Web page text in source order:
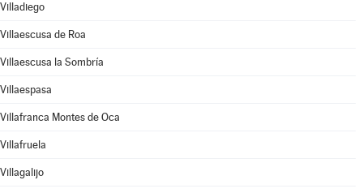
Villadiego
Villaescusa de Roa
Villaescusa la Sombría
Villaespasa
Villafranca Montes de Oca
Villafruela
Villagalijo